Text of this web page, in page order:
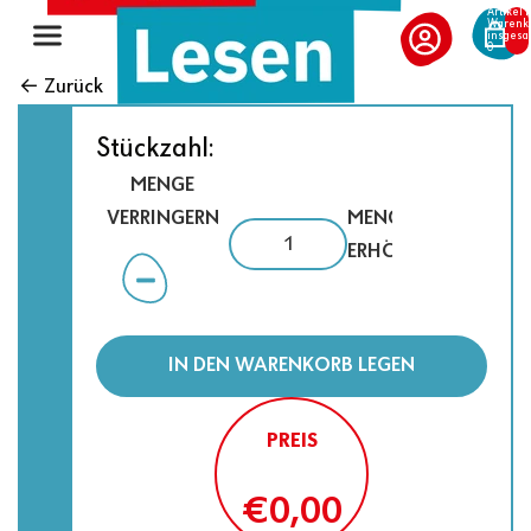
Artikel
0
← Zurück
PREIS
€0,00
Stückzahl:
MENGE
VERRINGERN
MENGE
ERHÖHEN
IN DEN WARENKORB LEGEN